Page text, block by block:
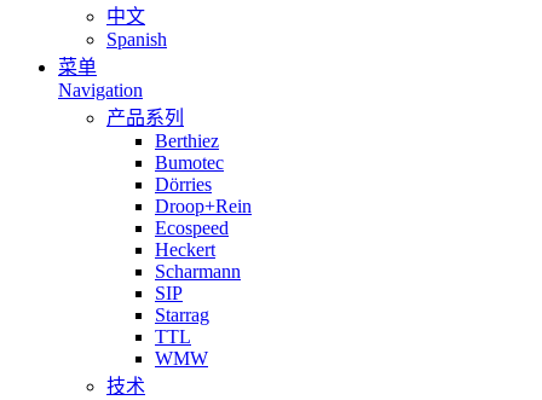
中文
Spanish
菜单
Navigation
产品系列
Berthiez
Bumotec
Dörries
Droop+Rein
Ecospeed
Heckert
Scharmann
SIP
Starrag
TTL
WMW
技术